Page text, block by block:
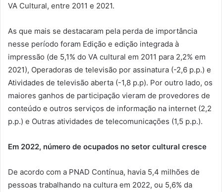
VA Cultural, entre 2011 e 2021.
As que mais se destacaram pela perda de importância
nesse período foram Edição e edição integrada à
impressão (de 5,1% do VA cultural em 2011 para 2,2% em
2021), Operadoras de televisão por assinatura (-2,6 p.p.) e
Atividades de televisão aberta (-1,8 p.p). Por outro lado, os
maiores ganhos de participação vieram de provedores de
conteúdo e outros serviços de informação na internet (2,2
p.p.) e Outras atividades de telecomunicações (1,5 p.p.).
Em 2022, número de ocupados no setor cultural cresce
De acordo com a PNAD Contínua, havia 5,4 milhões de
pessoas trabalhando na cultura em 2022, ou 5,6% da